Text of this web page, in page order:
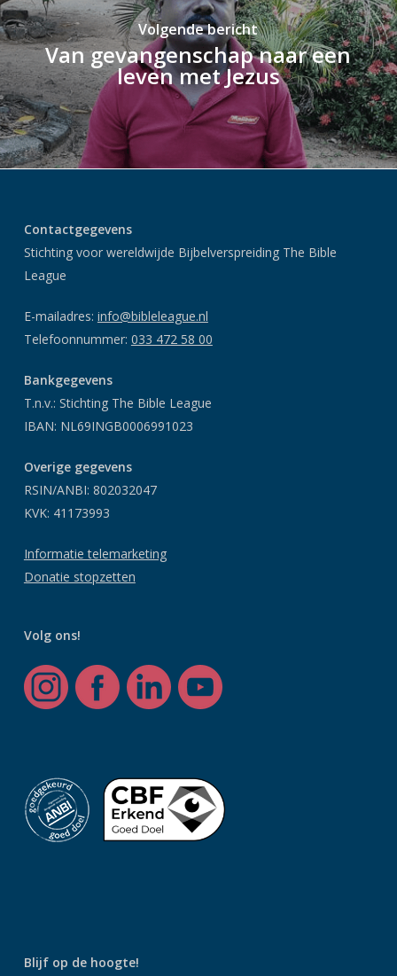
Volgende bericht
Van gevangenschap naar een
leven met Jezus
Contactgegevens
Stichting voor wereldwijde Bijbelverspreiding The Bible
League
E-mailadres: info@bibleleague.nl
Telefoonnummer: 033 472 58 00
Bankgegevens
T.n.v.: Stichting The Bible League
IBAN: NL69INGB0006991023
Overige gegevens
RSIN/ANBI: 802032047
KVK: 41173993
Informatie telemarketing
Donatie stopzetten
Volg ons!
Blijf op de hoogte!